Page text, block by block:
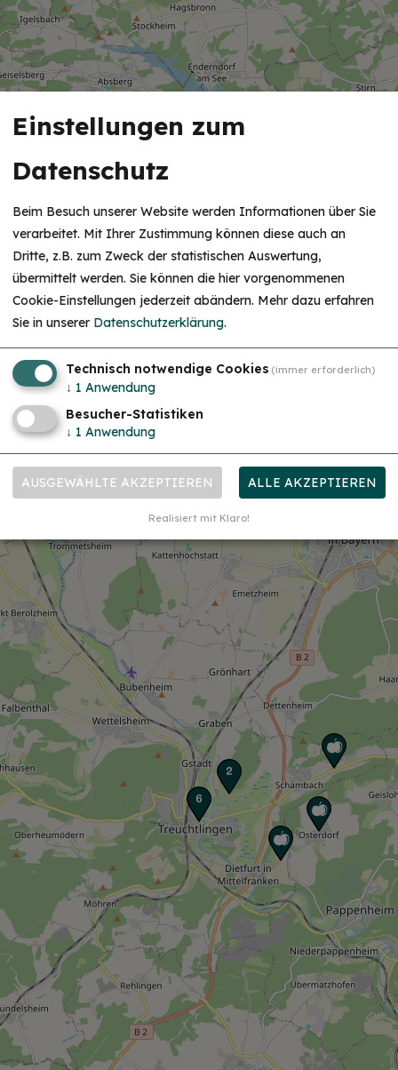
HINWEIS
Christkind & Engel gesucht!
Wir suchen dich als Christkind oder Engel. Hast
du Lust das Gesicht der Treuchtlinger
Lächeln ins Gesicht zu zaubern und Freude und
Herzlichkeit auszustrahlen? Dann melde dich
gerne bei uns!...mehr
Einstellungen zum
Datenschutz
Beim Besuch unserer Website werden Informationen über Sie
verarbeitet. Mit Ihrer Zustimmung können diese auch an
Dritte, z.B. zum Zweck der statistischen Auswertung,
übermittelt werden. Sie können die hier vorgenommenen
Cookie-Einstellungen jederzeit abändern. Mehr dazu erfahren
Sie in unserer Datenschutzerklärung.
Technisch notwendige Cookies (immer erforderlich)
↓ 1 Anwendung
Besucher-Statistiken
↓ 1 Anwendung
AUSGEWÄHLTE AKZEPTIEREN ALLE AKZEPTIEREN
Realisiert mit Klaro!